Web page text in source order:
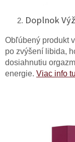
Doplnok
Obľúbený produkt
po zvýšení libida,
dosiahnutiu
energie. Viac info tu